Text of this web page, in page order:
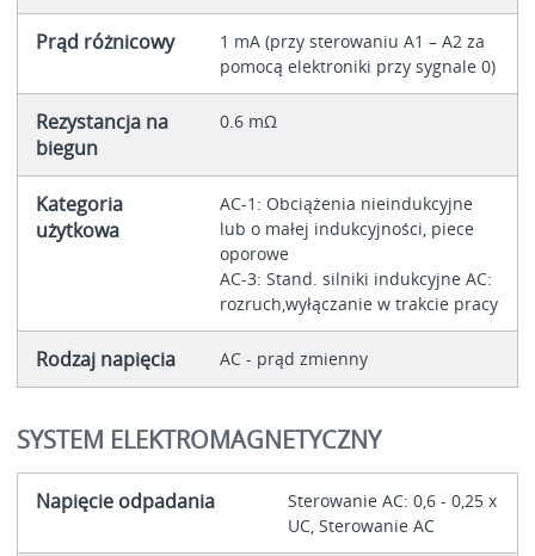
Prąd różnicowy
1 mA (przy sterowaniu A1 – A2 za
pomocą elektroniki przy sygnale 0)
Rezystancja na
biegun
0.6 mΩ
Kategoria
użytkowa
AC-1: Obciążenia nieindukcyjne
lub o małej indukcyjności, piece
oporowe
AC-3: Stand. silniki indukcyjne AC:
rozruch,wyłączanie w trakcie pracy
Rodzaj napięcia AC - prąd zmienny
SYSTEM ELEKTROMAGNETYCZNY
Napięcie odpadania
Sterowanie AC: 0,6 - 0,25 x
UC, Sterowanie AC